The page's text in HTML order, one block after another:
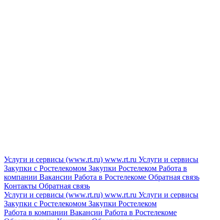
Услуги и сервисы (www.rt.ru) www.rt.ru Услуги и сервисы
Закупки с Ростелекомом Закупки Ростелеком Работа в
компании Вакансии Работа в Ростелекоме Обратная связь
Контакты Обратная связь
Услуги и сервисы (www.rt.ru) www.rt.ru Услуги и сервисы
Закупки с Ростелекомом Закупки Ростелеком
Работа в компании Вакансии Работа в Ростелекоме